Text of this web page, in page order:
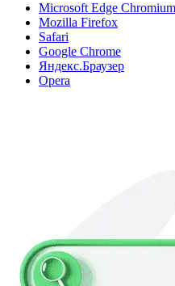
Microsoft Edge Chromium
Mozilla Firefox
Safari
Google Chrome
Яндекс.Браузер
Opera